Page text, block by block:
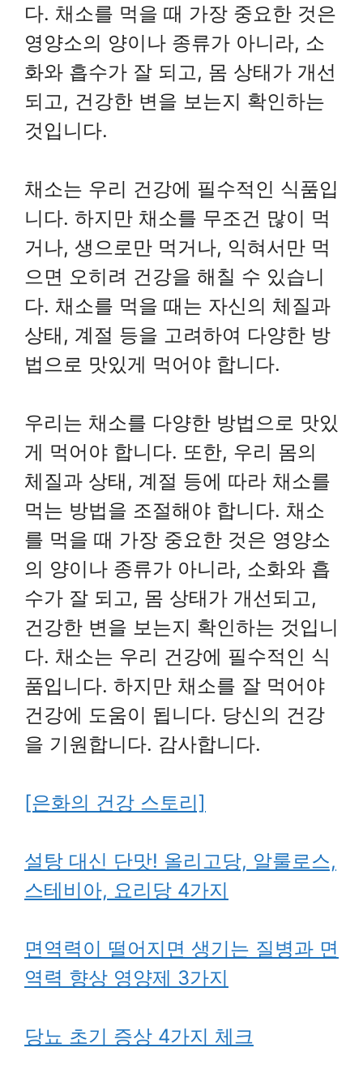
다. 채소를 먹을 때 가장 중요한 것은
영양소의 양이나 종류가 아니라, 소
화와 흡수가 잘 되고, 몸 상태가 개선
되고, 건강한 변을 보는지 확인하는
것입니다.
채소는 우리 건강에 필수적인 식품입
니다. 하지만 채소를 무조건 많이 먹
거나, 생으로만 먹거나, 익혀서만 먹
으면 오히려 건강을 해칠 수 있습니
다. 채소를 먹을 때는 자신의 체질과
상태, 계절 등을 고려하여 다양한 방
법으로 맛있게 먹어야 합니다.
우리는 채소를 다양한 방법으로 맛있
게 먹어야 합니다. 또한, 우리 몸의
체질과 상태, 계절 등에 따라 채소를
먹는 방법을 조절해야 합니다. 채소
를 먹을 때 가장 중요한 것은 영양소
의 양이나 종류가 아니라, 소화와 흡
수가 잘 되고, 몸 상태가 개선되고,
건강한 변을 보는지 확인하는 것입니
다. 채소는 우리 건강에 필수적인 식
품입니다. 하지만 채소를 잘 먹어야
건강에 도움이 됩니다. 당신의 건강
을 기원합니다. 감사합니다.
[은화의 건강 스토리]
설탕 대신 단맛! 올리고당, 알룰로스,
스테비아, 요리당 4가지
면역력이 떨어지면 생기는 질병과 면
역력 향상 영양제 3가지
당뇨 초기 증상 4가지 체크